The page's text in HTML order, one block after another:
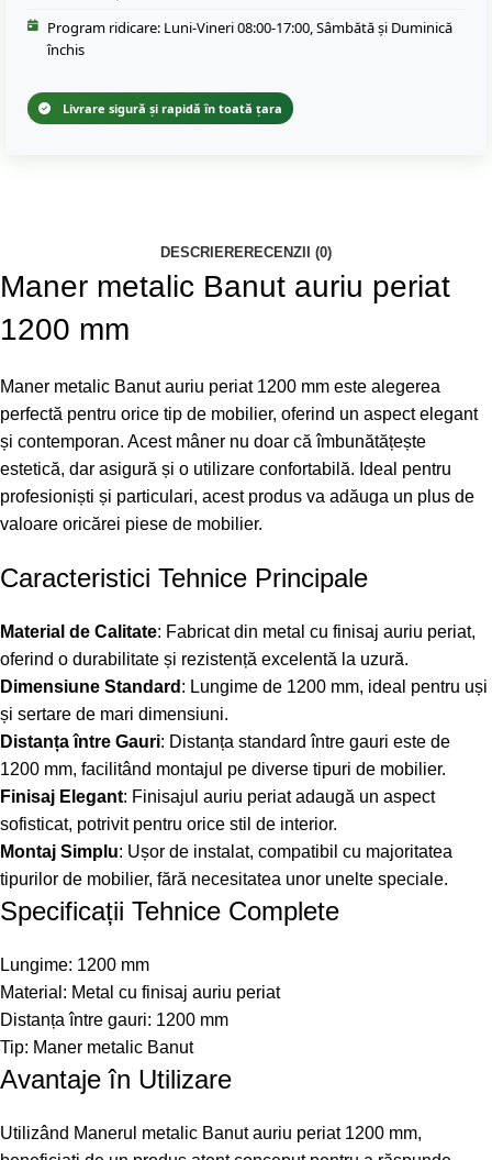
Program ridicare: Luni-Vineri 08:00-17:00, Sâmbătă și Duminică
închis
Livrare sigură și rapidă în toată țara
DESCRIERERECENZII (0)
Maner metalic Banut auriu periat
1200 mm
Maner metalic Banut auriu periat 1200 mm este alegerea
perfectă pentru orice tip de mobilier, oferind un aspect elegant
și contemporan. Acest mâner nu doar că îmbunătățește
estetică, dar asigură și o utilizare confortabilă. Ideal pentru
profesioniști și particulari, acest produs va adăuga un plus de
valoare oricărei piese de mobilier.
Caracteristici Tehnice Principale
Material de Calitate: Fabricat din metal cu finisaj auriu periat,
oferind o durabilitate și rezistență excelentă la uzură.
Dimensiune Standard : Lungime de 1200 mm, ideal pentru uși
și sertare de mari dimensiuni.
Distanța între Gauri: Distanța standard între gauri este de
1200 mm, facilitând montajul pe diverse tipuri de mobilier.
Finisaj Elegant: Finisajul auriu periat adaugă un aspect
sofisticat, potrivit pentru orice stil de interior.
Montaj Simplu: Ușor de instalat, compatibil cu majoritatea
tipurilor de mobilier, fără necesitatea unor unelte speciale.
Specificații Tehnice Complete
Lungime: 1200 mm
Material: Metal cu finisaj auriu periat
Distanța între gauri: 1200 mm
Tip: Maner metalic Banut
Avantaje în Utilizare
Utilizând Manerul metalic Banut auriu periat 1200 mm,